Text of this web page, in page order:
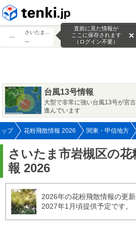
---
直前に見た情報が
ここに保存されます
（ログイン不要）
台風13号情報
大型で非常に強い台風13号が宮
進んでいます
プ 花粉飛散情報 2026 関東・甲信地方
さいたま市岩槻区の花
報 2026
2026年の花粉飛散情報の更
2027年1月頃提供予定です。